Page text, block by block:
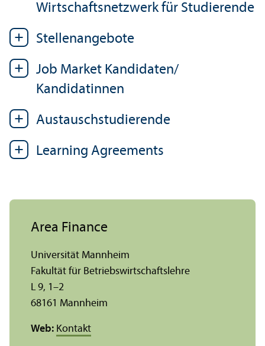
Wirtschafts­netzwerk für Studierende
Stellenangebote
Job Market Kandidaten/
Kandidatinnen
Austausch­studierende
Learning Agreements
Area Finance
Universität Mannheim
Fakultät für Betriebs­wirtschafts­lehre
L 9, 1–2
68161 Mannheim
Web: Kontakt